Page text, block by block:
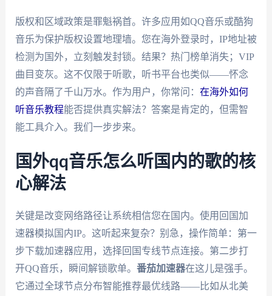
版权和区域政策是罪魁祸首。许多应用如QQ音乐或酷狗
音乐为保护版权设置地理墙。您在海外登录时，IP地址被
检测为国外，立刻触发封锁。结果？热门榜单消失；VIP
曲目变灰。这不仅限于听歌，听书平台也类似——怀念
的声音隔了千山万水。作为用户，你常问： 在海外如何
听音乐教程能否提供真实解法？答案是肯定的，但需智
能工具介入。我们一步步来。
国外qq音乐怎么听国内的歌的核
心解法
关键是改变网络路径让系统相信您在国内。使用回国加
速器模拟国内IP。这听起来复杂？别急，操作简单：第一
步下载加速器应用，选择回国专线节点连接。第二步打
开QQ音乐，瞬间解锁歌单。 番茄加速器在这儿是强手。
它通过全球节点分布智能推荐最优线路——比如从北美